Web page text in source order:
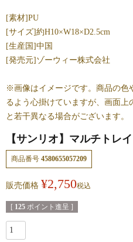
[素材]PU
[サイズ]約H10×W18×D2.5cm
[生産国]中国
[発売元]ゾーウィー株式会社
※画像はイメージです。商品の色
るよう心掛けていますが、画面
と若干異なる場合がございます。
【サンリオ】マルチトレ
商品番号 4580655057209
販売価格 ¥2,750税込
[ 125 ポイント進呈 ]